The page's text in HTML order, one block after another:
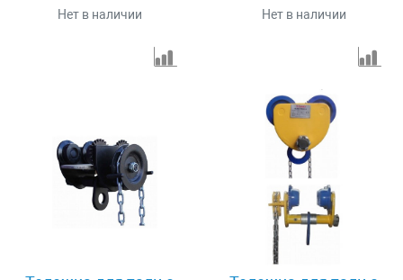
Нет в наличии Нет в наличии